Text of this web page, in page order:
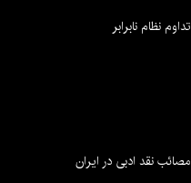
تداوم نظام نابرابر
مصائب نقد ادبی در ایران